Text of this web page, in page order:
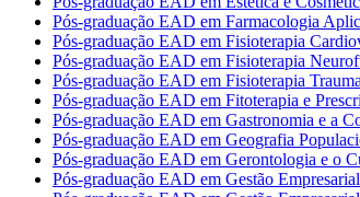
Pós-graduação EAD em Farmacologia
Pós-graduação EAD em Fisioterapia
Pós-graduação EAD em Fisioterapia
Pós-graduação EAD em Fisioterapia
Pós-graduação EAD em Fitoterapia e
Pós-graduação EAD em Gastronomia e a
Pós-graduação EAD em Geografia
Pós-graduação EAD em Gerontologia e o
Pós-graduação EAD em Gestão